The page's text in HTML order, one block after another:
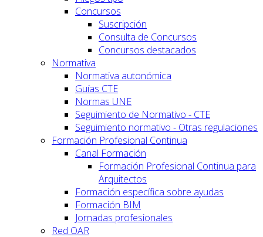
Concursos
Suscripción
Consulta de Concursos
Concursos destacados
Normativa
Normativa autonómica
Guías CTE
Normas UNE
Seguimiento de Normativo - CTE
Seguimiento normativo - Otras regulaciones
Formación Profesional Continua
Canal Formación
Formación Profesional Continua para
Arquitectos
Formación específica sobre ayudas
Formación BIM
Jornadas profesionales
Red OAR